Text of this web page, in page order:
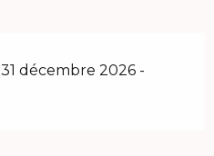
décembre 2026 -